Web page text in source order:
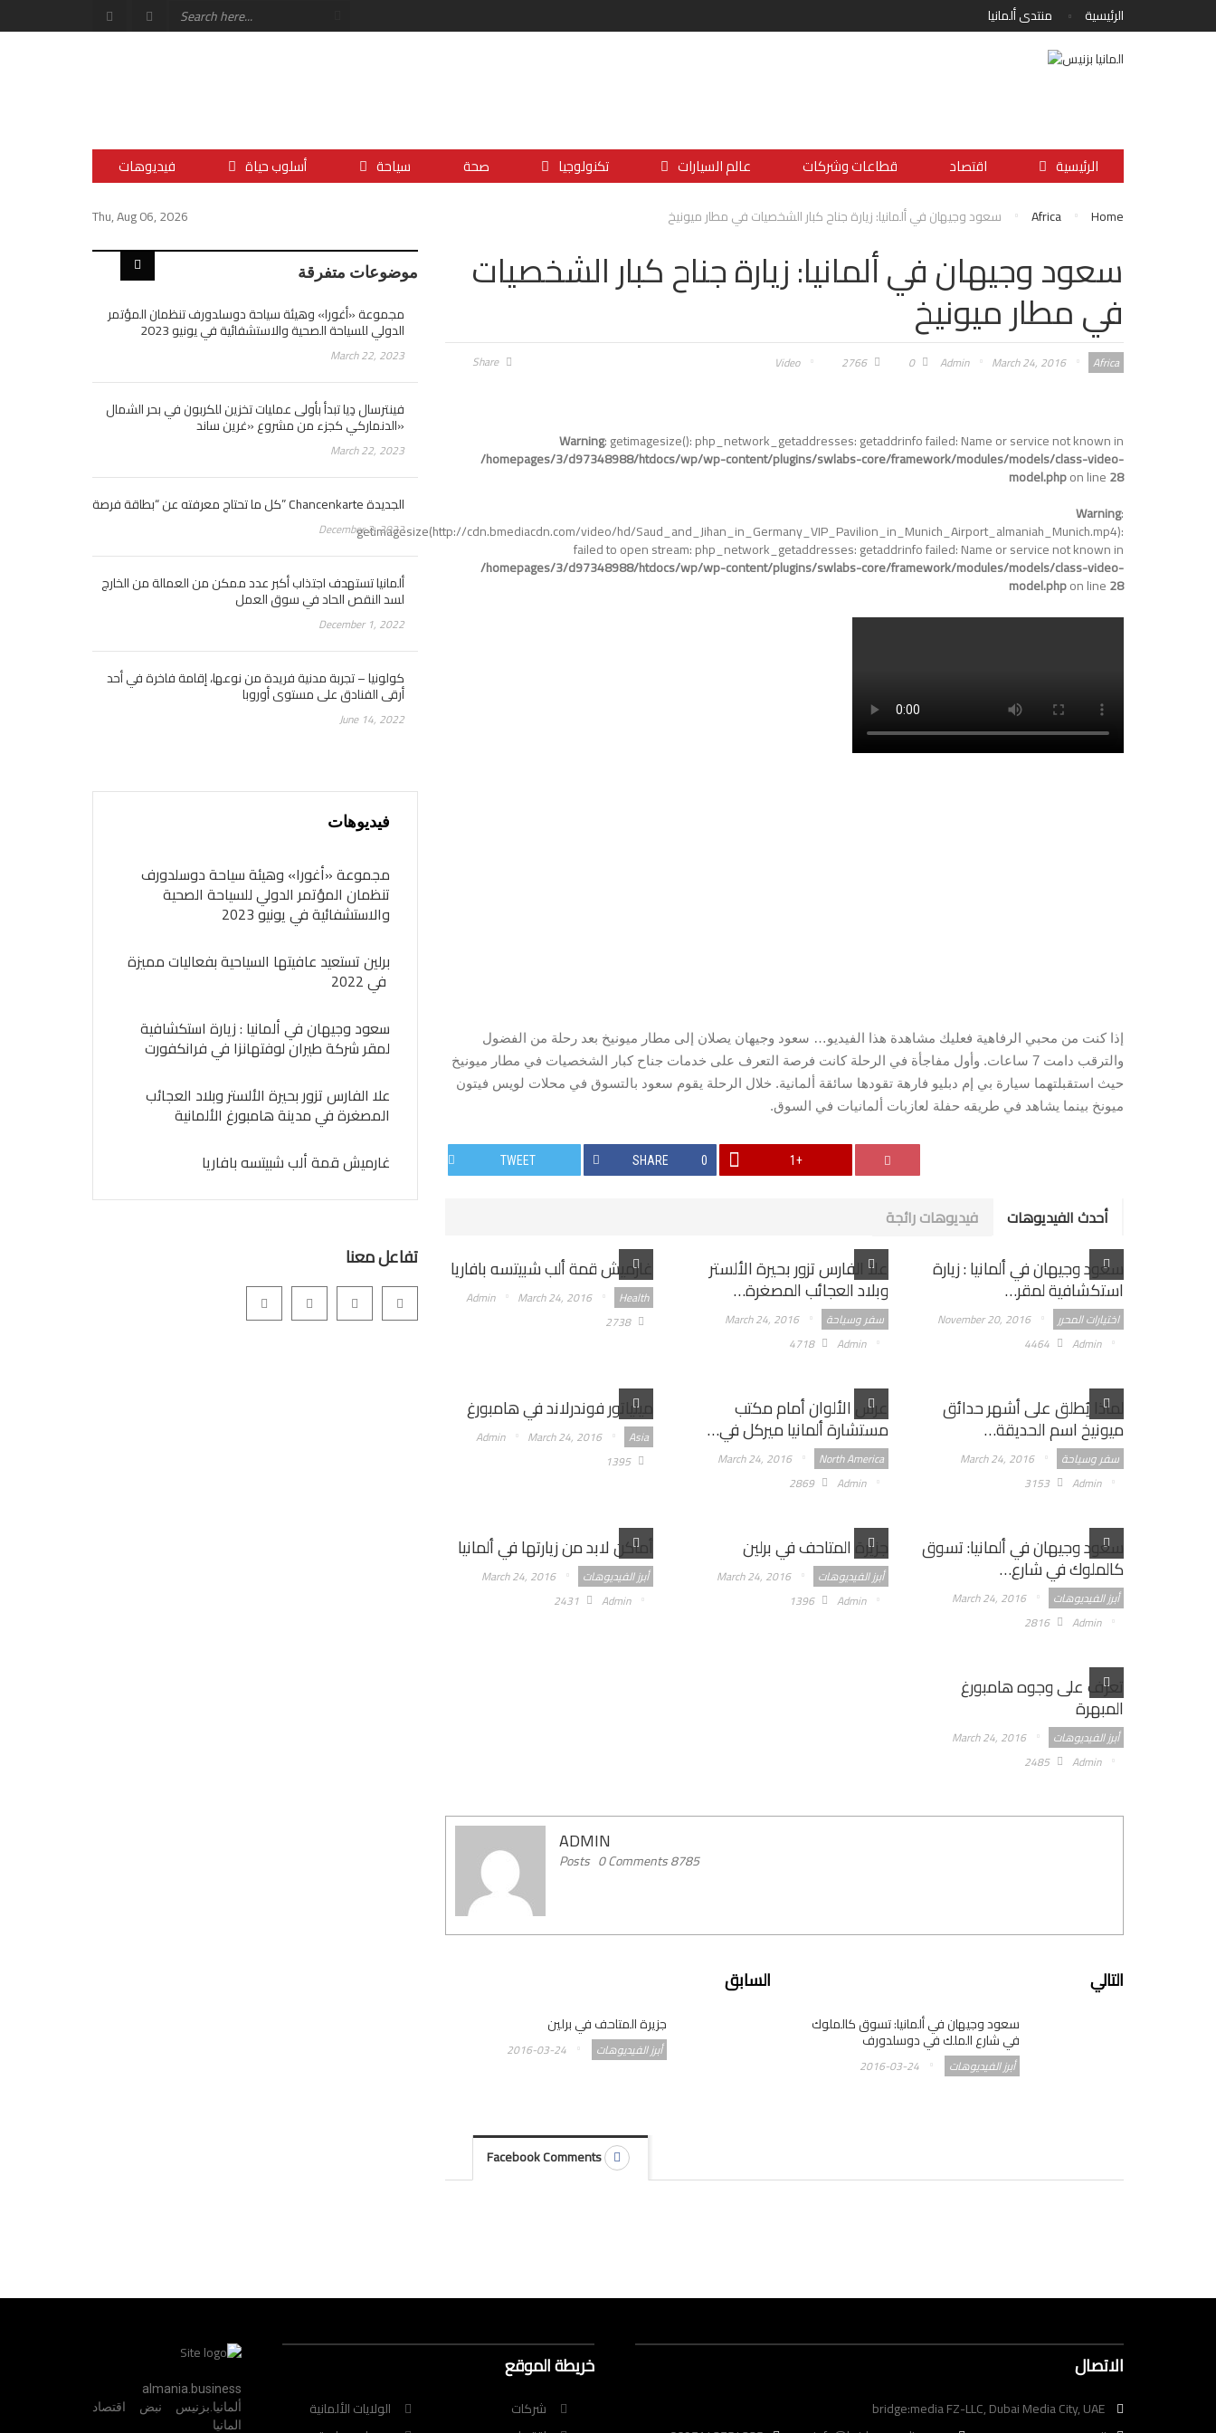
منتدى ألمانيا الرئيسية
الرئيسية اقتصاد قطاعات وشركات عالم السيارات تكنولوجيا صحة سياحة أسلوب حياة فيديوهات
Thu, Aug 06, 2026 Home
Africa سعود وجيهان في ألمانيا: زيارة جناح كبار الشخصيات في مطار ميونيخ
سعود وجيهان في ألمانيا: زيارة جناح كبار الشخصيات
في مطار ميونيخ
Africa
March 24, 2016
Admin
0
2766
Video
Share
Warning: getimagesize(): php_network_getaddresses: getaddrinfo failed: Name or service not known in
/homepages/3/d97348988/htdocs/wp/wp-content/plugins/swlabs-core/framework/modules/models/class-video-
model.phpon line28
Warning:
getimagesize(http://cdn.bmediacdn.com/video/hd/Saud_and_Jihan_in_Germany_VIP_Pavilion_in_Munich_Airport_almaniah_Munich.mp4):
failed to open stream: php_network_getaddresses: getaddrinfo failed: Name or service not known in
/homepages/3/d97348988/htdocs/wp/wp-content/plugins/swlabs-core/framework/modules/models/class-video-
model.phpon line28
إذا كنت من محبي الرفاهية فعليك مشاهدة هذا الفيديو… سعود وجيهان يصلان إلى مطار ميونيخ بعد رحلة من الفضول
والترقب دامت 7 ساعات. وأول مفاجأة في الرحلة كانت فرصة التعرف على خدمات جناح كبار الشخصيات في مطار ميونيخ
حيث استقبلتهما سيارة بي إم دبليو فارهة تقودها سائقة ألمانية. خلال الرحلة يقوم سعود بالتسوق في محلات لويس فيتون
ميونخ بينما يشاهد في طريقه حفلة لعازبات ألمانيات في السوق.
TWEET SHARE 0 +1
أحدث الفيديوهات فيديوهات رائجة
سعود وجيهان في ألمانيا : زيارة
استكشافية لمقر…
اختيارات المحرر
November 20, 2016
Admin
4464
علا الفارس تزور بحيرة الألستر
وبلاد العجائب المصغرة…
سفر وسياحة
March 24, 2016
Admin
4718
غارميش قمة ألب شبيتسه بافاريا
Health
March 24, 2016
Admin
2738
لماذا يُطلق على أشهر حدائق
ميونيخ اسم الحديقة…
سفر وسياحة
March 24, 2016
Admin
3153
عرس الألوان أمام مكتب
مستشارة ألمانيا ميركل في…
North America
March 24, 2016
Admin
2869
مينياتور فوندرلاند في هامبورغ
Asia
March 24, 2016
Admin
1395
سعود وجيهان في ألمانيا: تسوق
كالملوك في شارع…
أبرز الفيديوهات
March 24, 2016
Admin
2816
جزيرة المتاحف في برلين
أبرز الفيديوهات
March 24, 2016
Admin
1396
أماكن لابد من زيارتها في ألمانيا
أبرز الفيديوهات
March 24, 2016
Admin
2431
تعرف على وجوه هامبورغ
المبهرة
أبرز الفيديوهات
March 24, 2016
Admin
2485
ADMIN
8785 Posts
0 Comments
السابق
جزيرة المتاحف في برلين
أبرز الفيديوهات 2016-03-24
التالي
سعود وجيهان في ألمانيا: تسوق كالملوك
في شارع الملك في دوسلدورف
أبرز الفيديوهات 2016-03-24
موضوعات متفرقة
مجموعة «أغورا» وهيئة سياحة دوسلدورف تنظمان المؤتمر
الدولي للسياحة الصحية والاستشفائية في يونيو 2023
March 22, 2023
فينترسال دِيا تبدأ بأولى عمليات تخزين للكربون في بحر الشمال
الدنماركي كجزء من مشروع «غرين ساند»
March 22, 2023
كل ما تحتاج معرفته عن “بطاقة فرصة” Chancenkarte الجديدة
December 2, 2022
ألمانيا تستهدف اجتذاب أكبر عدد ممكن من العمالة من الخارج
لسد النقص الحاد في سوق العمل
December 1, 2022
كولونيا – تجربة مدنية فريدة من نوعها، إقامة فاخرة في أحد
أرقى الفنادق على مستوى أوروبا
June 14, 2022
فيديوهات
مجموعة «أغورا» وهيئة سياحة دوسلدورف
تنظمان المؤتمر الدولي للسياحة الصحية
والاستشفائية في يونيو 2023
برلين تستعيد عافيتها السياحية بفعاليات مميزة
سعود وجيهان في ألمانيا : زيارة استكشافية
لمقر شركة طيران لوفتهانزا في فرانكفورت
علا الفارس تزور بحيرة الألستر وبلاد العجائب
المصغرة في مدينة هامبورغ الألمانية
غارميش قمة ألب شبيتسه بافاريا
تفاعل معنا
almania.business
ألمانيا.بزنيس نبض اقتصاد
المانيا
خريطة الموقع
الولايات الألمانية
شركات
الاتصال